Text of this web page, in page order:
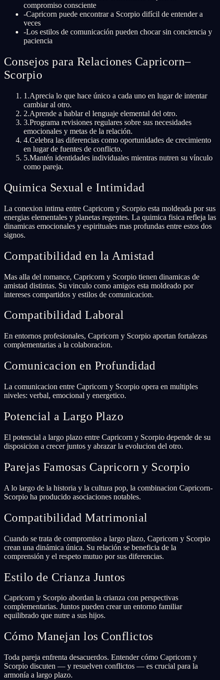
compromiso consciente
-Capricorn puede encontrar a Scorpio difícil de entender a
veces
-Los estilos de comunicación pueden chocar sin conciencia y
paciencia
Consejos para Relaciones Capricorn–
Scorpio
1 .Aprecia lo que hace único a cada uno en lugar de intentar
cambiar al otro.
2.Aprende a hablar el lenguaje elemental del otro.
3.Programa revisiones regulares sobre sus necesidades
emocionales y metas de la relación.
4.Celebra las diferencias como oportunidades de crecimiento
en lugar de fuentes de conflicto.
5.Mantén identidades individuales mientras nutren su vínculo
como pareja.
Quimica Sexual e Intimidad
La conexion intima entre Capricorn y Scorpio esta moldeada por sus
energias elementales y planetas regentes. La quimica fisica refleja las
dinamicas emocionales y espirituales mas profundas entre estos dos
signos.
Compatibilidad en la Amistad
Mas alla del romance, Capricorn y Scorpio tienen dinamicas de
amistad distintas. Su vinculo como amigos esta moldeado por
intereses compartidos y estilos de comunicacion.
Compatibilidad Laboral
En entornos profesionales, Capricorn y Scorpio aportan fortalezas
complementarias a la colaboracion.
Comunicacion en Profundidad
La comunicacion entre Capricorn y Scorpio opera en multiples
niveles: verbal, emocional y energetico.
Potencial a Largo Plazo
El potencial a largo plazo entre Capricorn y Scorpio depende de su
disposicion a crecer juntos y abrazar la evolucion del otro.
Parejas Famosas Capricorn y Scorpio
A lo largo de la historia y la cultura pop, la combinacion Capricorn-
Scorpio ha producido asociaciones notables.
Compatibilidad Matrimonial
Cuando se trata de compromiso a largo plazo, Capricorn y Scorpio
crean una dinámica única. Su relación se beneficia de la
comprensión y el respeto mutuo por sus diferencias.
Estilo de Crianza Juntos
Capricorn y Scorpio abordan la crianza con perspectivas
complementarias. Juntos pueden crear un entorno familiar
equilibrado que nutre a sus hijos.
Cómo Manejan los Conflictos
Toda pareja enfrenta desacuerdos. Entender cómo Capricorn y
Scorpio discuten — y resuelven conflictos — es crucial para la
armonía a largo plazo.